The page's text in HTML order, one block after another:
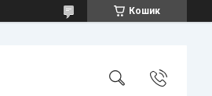
Кошик